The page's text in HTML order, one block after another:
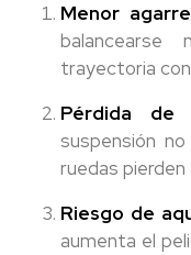
Menor
trayectoria
Pérdida de
suspensión
ruedas pierden
Riesgo de
aumenta el